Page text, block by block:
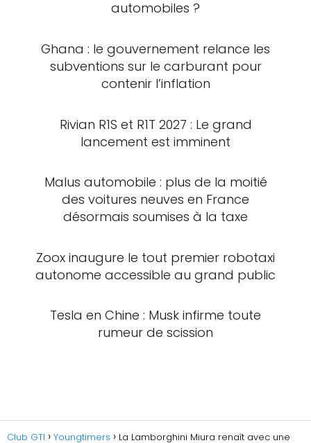
automobiles ?
Ghana : le gouvernement relance les
subventions sur le carburant pour
contenir l’inflation
Rivian R1S et R1T 2027 : Le grand
lancement est imminent
Malus automobile : plus de la moitié
des voitures neuves en France
désormais soumises à la taxe
Zoox inaugure le tout premier robotaxi
autonome accessible au grand public
Tesla en Chine : Musk infirme toute
rumeur de scission
Club GTI Youngtimers La Lamborghini Miura renaît avec une